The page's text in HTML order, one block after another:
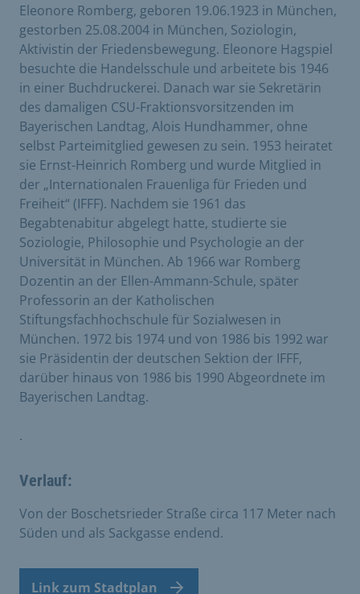
Eleonore Romberg, geboren 19.06.1923 in München,
gestorben 25.08.2004 in München, Soziologin,
Aktivistin der Friedensbewegung. Eleonore Hagspiel
besuchte die Handelsschule und arbeitete bis 1946
in einer Buchdruckerei. Danach war sie Sekretärin
des damaligen CSU-Fraktionsvorsitzenden im
Bayerischen Landtag, Alois Hundhammer, ohne
selbst Parteimitglied gewesen zu sein. 1953 heiratet
sie Ernst-Heinrich Romberg und wurde Mitglied in
der „Internationalen Frauenliga für Frieden und
Freiheit“ (IFFF). Nachdem sie 1961 das
Begabtenabitur abgelegt hatte, studierte sie
Soziologie, Philosophie und Psychologie an der
Universität in München. Ab 1966 war Romberg
Dozentin an der Ellen-Ammann-Schule, später
Professorin an der Katholischen
Stiftungsfachhochschule für Sozialwesen in
München. 1972 bis 1974 und von 1986 bis 1992 war
sie Präsidentin der deutschen Sektion der IFFF,
darüber hinaus von 1986 bis 1990 Abgeordnete im
Bayerischen Landtag.
.
Verlauf:
Von der Boschetsrieder Straße circa 117 Meter nach
Süden und als Sackgasse endend.
Link zum Stadtplan